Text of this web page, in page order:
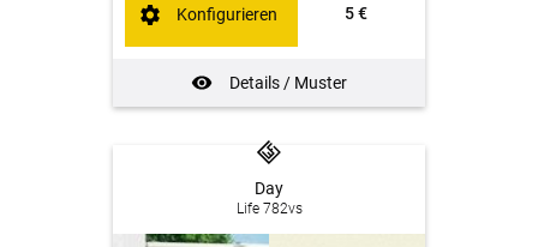
5 €
Details / Muster
Konfigurieren
Day
Life 782vs